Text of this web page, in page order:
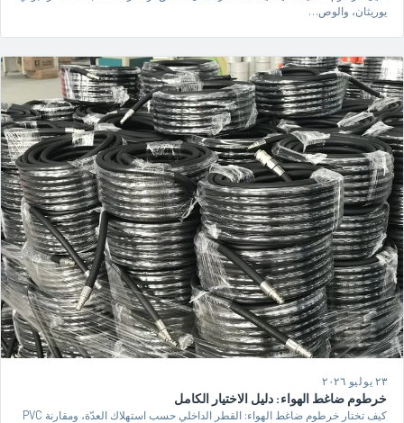
يوريثان، والوص…
٢٣ يوليو ٢٠٢٦
خرطوم ضاغط الهواء: دليل الاختيار الكامل
كيف تختار خرطوم ضاغط الهواء: القطر الداخلي حسب استهلاك العدّة، ومقارنة PVC